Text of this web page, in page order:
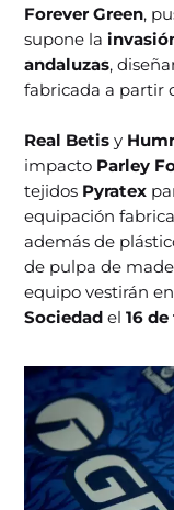
Forever Green,
supone la
andaluzas,
fabricada a partir
Real Betisy
impacto Parley
tejidos Pyratex
equipación
además de
de pulpa de
equipo vestirán
Sociedadel16